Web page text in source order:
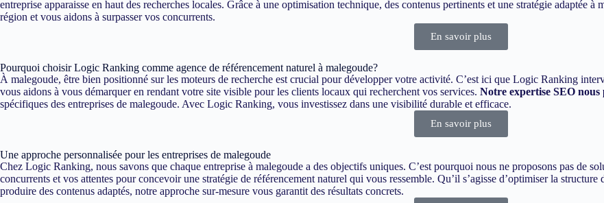
entreprise apparaisse en haut des recherches locales. Grâce à une optimisation technique, des contenus pertinents et une stratégie adaptée
région et vous aidons à surpasser vos concurrents.
En savoir plus
Pourquoi choisir Logic Ranking comme agence de référencement naturel à malegoude?
À malegoude, être bien positionné sur les moteurs de recherche est crucial pour développer votre activité. C’est ici que Logic Ranking
vous aidons à vous démarquer en rendant votre site visible pour les clients locaux qui recherchent vos services. Notre expertise SEO nous
spécifiques des entreprises de malegoude. Avec Logic Ranking, vous investissez dans une visibilité durable et efficace.
En savoir plus
Une approche personnalisée pour les entreprises de malegoude
Chez Logic Ranking, nous savons que chaque entreprise à malegoude a des objectifs uniques. C’est pourquoi nous ne proposons pas de
concurrents et vos attentes pour concevoir une stratégie de référencement naturel qui vous ressemble. Qu’il s’agisse d’optimiser la
produire des contenus adaptés, notre approche sur-mesure vous garantit des résultats concrets.